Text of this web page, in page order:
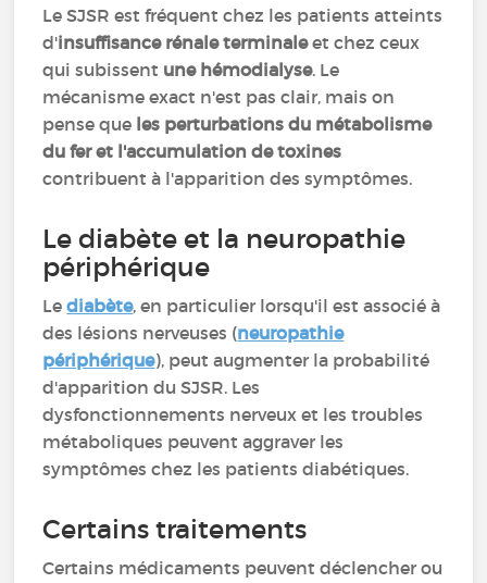
Le SJSR est fréquent chez les patients atteints
d'insuffisance rénale terminaleet chez ceux
qui subissent une hémodialyse. Le
mécanisme exact n'est pas clair, mais on
pense que les perturbations du métabolisme
du fer et l'accumulation de toxines
contribuent à l'apparition des symptômes.
Le diabète et la neuropathie
périphérique
Lediabète, en particulier lorsqu'il est associé à
des lésions nerveuses (neuropathie
périphérique), peut augmenter la probabilité
d'apparition du SJSR. Les
dysfonctionnements nerveux et les troubles
métaboliques peuvent aggraver les
symptômes chez les patients diabétiques.
Certains traitements
Certains médicaments peuvent déclencher ou